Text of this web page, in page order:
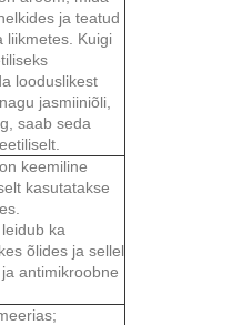
ja teatud
liikmetes. Kuigi
looduslikest
jasmiiniõli,
saab seda
keemiline
kasutatakse
ka
õlides ja sellel
antimikroobne